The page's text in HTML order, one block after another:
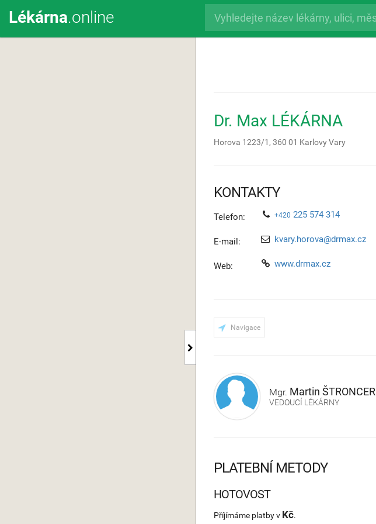
Lékárna.online
Dr. Max LÉKÁRNA
Horova 1223/1, 360 01 Karlovy Vary
KONTAKTY
Telefon: +420 225 574 314
E-mail: kvary.horova@drmax.cz
Web: www.drmax.cz
Navigace
Mgr. Martin ŠTRONCER
VEDOUCÍ LÉKÁRNY
PLATEBNÍ METODY
HOTOVOST
Příjímáme platby v Kč.